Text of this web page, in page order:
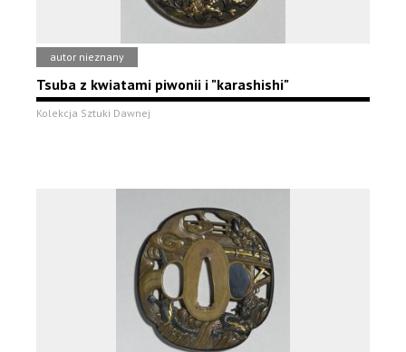
autor nieznany
Tsuba z kwiatami piwonii i "karashishi"
Kolekcja Sztuki Dawnej